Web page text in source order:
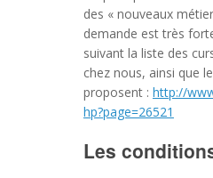
des « nouveaux
demande est très
suivant la liste des
chez nous, ainsi que
proposent : http://
hp?page=26521
Les